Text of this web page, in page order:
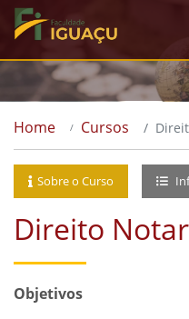
Home Cursos
Sobre o Curso
Direito
Objetivos